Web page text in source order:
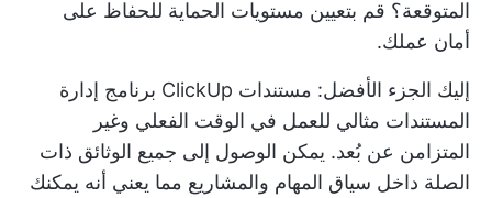
المتوقعة؟ قم بتعيين مستويات الحماية للحفاظ على
أمان عملك.
إليك الجزء الأفضل: مستندات ClickUp
برنامج إدارة
المستندات مثالي للعمل في الوقت الفعلي وغير
المتزامن عن بُعد. يمكن الوصول إلى جميع الوثائق ذات
الصلة داخل سياق المهام والمشاريع مما يعني أنه يمكنك